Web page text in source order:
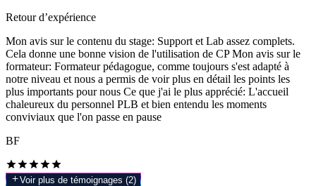
Retour d’expérience
Mon avis sur le contenu du stage: Support et Lab assez complets.
Cela donne une bonne vision de l'utilisation de CP Mon avis sur le
formateur: Formateur pédagogue, comme toujours s'est adapté à
notre niveau et nous a permis de voir plus en détail les points les
plus importants pour nous Ce que j'ai le plus apprécié: L'accueil
chaleureux du personnel PLB et bien entendu les moments
conviviaux que l'on passe en pause
BF
Voir plus de témoignages (2)